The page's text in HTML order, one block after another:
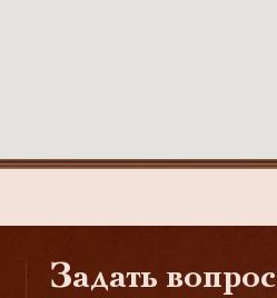
Задать вопрос